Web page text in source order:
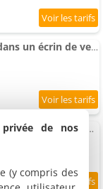
Chambres d'hôtes PatMy, dans un écrin de verdure
Chambres d'hôtes Le Prieuré de Beaupré - Proche Besançon
de nos
(y compris des